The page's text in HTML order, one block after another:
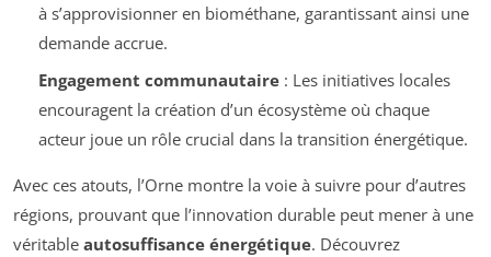
à s’approvisionner en biométhane, garantissant ainsi une
demande accrue.
Engagement communautaire: Les initiatives locales
encouragent la création d’un écosystème où chaque
acteur joue un rôle crucial dans la transition énergétique.
Avec ces atouts, l’Orne montre la voie à suivre pour d’autres
régions, prouvant que l’innovation durable peut mener à une
véritable autosuffisance énergétique. Découvrez